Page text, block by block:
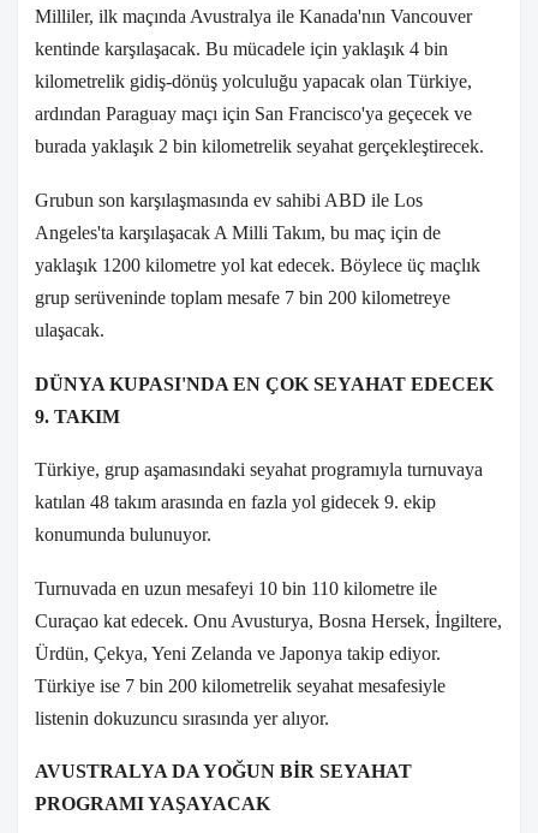
Milliler, ilk maçında Avustralya ile Kanada'nın Vancouver
kentinde karşılaşacak. Bu mücadele için yaklaşık 4 bin
kilometrelik gidiş-dönüş yolculuğu yapacak olan Türkiye,
ardından Paraguay maçı için San Francisco'ya geçecek ve
burada yaklaşık 2 bin kilometrelik seyahat gerçekleştirecek.
Grubun son karşılaşmasında ev sahibi ABD ile Los
Angeles'ta karşılaşacak A Milli Takım, bu maç için de
yaklaşık 1200 kilometre yol kat edecek. Böylece üç maçlık
grup serüveninde toplam mesafe 7 bin 200 kilometreye
ulaşacak.
DÜNYA KUPASI'NDA EN ÇOK SEYAHAT EDECEK
9. TAKIM
Türkiye, grup aşamasındaki seyahat programıyla turnuvaya
katılan 48 takım arasında en fazla yol gidecek 9. ekip
konumunda bulunuyor.
Turnuvada en uzun mesafeyi 10 bin 110 kilometre ile
Curaçao kat edecek. Onu Avusturya, Bosna Hersek, İngiltere,
Ürdün, Çekya, Yeni Zelanda ve Japonya takip ediyor.
Türkiye ise 7 bin 200 kilometrelik seyahat mesafesiyle
listenin dokuzuncu sırasında yer alıyor.
AVUSTRALYA DA YOĞUN BİR SEYAHAT
PROGRAMI YAŞAYACAK